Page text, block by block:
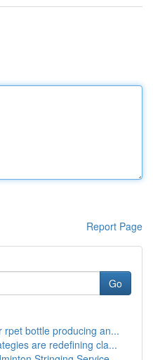
Report Page
Go
bottle producing an...
are redefining cla...